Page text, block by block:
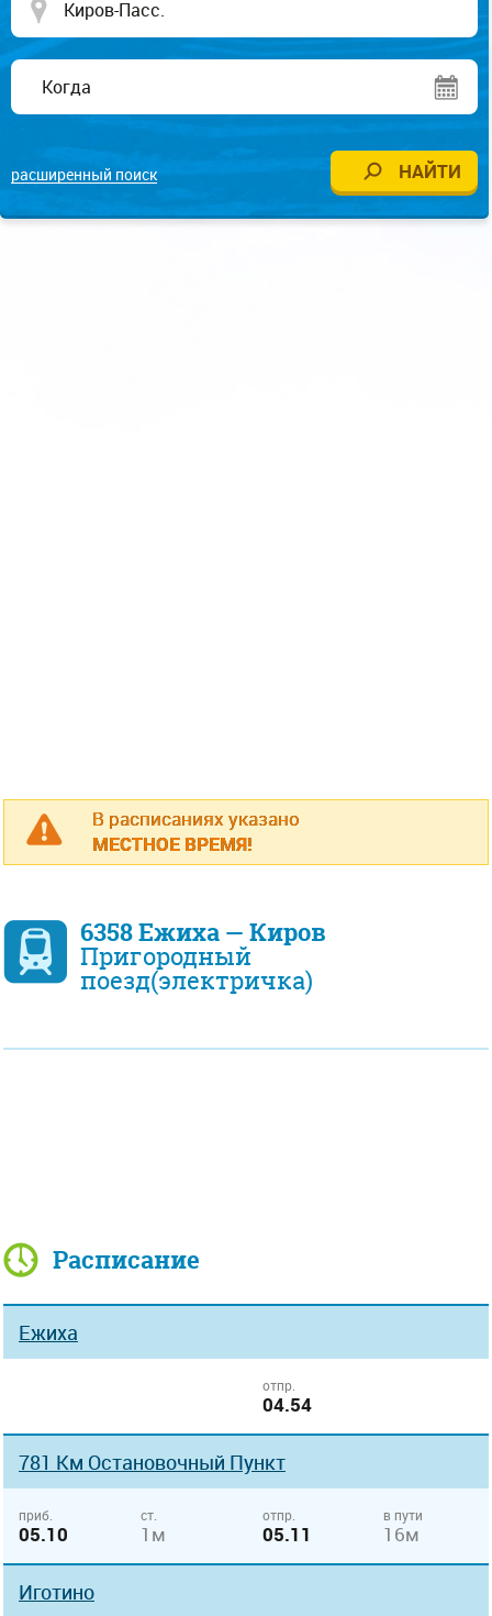
расширенный поиск
В расписаниях указано
МЕСТНОЕ ВРЕМЯ!
6358 Ежиха — Киров
Пригородный
поезд(электричка)
Расписание
Ежиха
отпр.
04.54
781 Км Остановочный Пункт
приб.
05.10
ст.
1м
отпр.
05.11
в пути
16м
Иготино